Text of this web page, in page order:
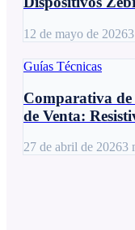
12 de mayo de 20263
Guías Técnicas
Comparativa
de Venta:
27 de abril de 20263